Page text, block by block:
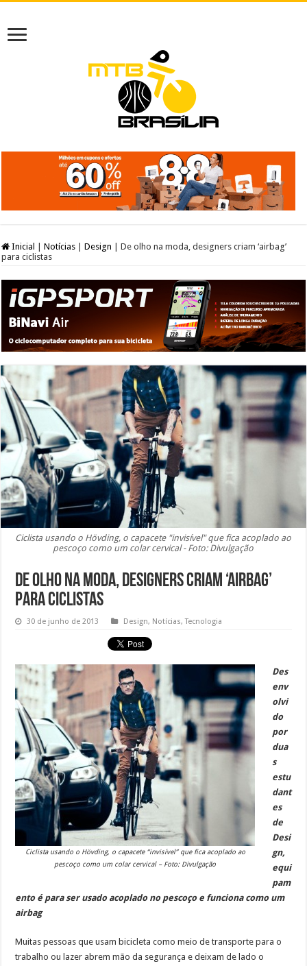
Inicial Notícias Design
De olho na moda, designers criam ‘airbag’
para ciclistas
Ciclista usando o Hövding, o capacete "invisível" que fica acoplado ao
pescoço como um colar cervical - Foto: Divulgação
De olho na moda, designers criam ‘airbag’
para ciclistas
30 de junho de 2013 Design, Notícias,Tecnologia
Ciclista usando o Hövding, o capacete “invisível” que fica acoplado ao
pescoço como um colar cervical – Foto: Divulgação
Des
env
olvi
do
por
dua
s
estu
dant
es
de
Desi
gn,
equi
pam
ento é para ser usado acoplado no pescoço e funciona como um
airbag
Muitas pessoas que usam bicicleta como meio de transporte para o
trabalho ou lazer abrem mão da segurança e deixam de lado o